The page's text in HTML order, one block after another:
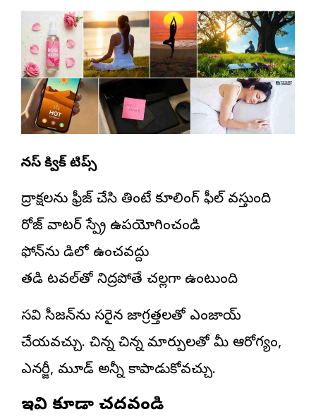
బోనస్ క్విక్ టిప్స్
ద్రాక్షలను ఫ్రీజ్ చేసి తింటే కూలింగ్ ఫీల్ వస్తుంది
రోజ్ వాటర్ స్ప్రే ఉపయోగించండి
ఫోన్‌ను వేడిలో ఉంచవద్దు
తడి టవల్‌తో నిద్రపోతే చల్లగా ఉంటుంది
వేసవి సీజన్‌ను సరైన జాగ్రత్తలతో ఎంజాయ్
చేయవచ్చు. చిన్న చిన్న మార్పులతో మీ ఆరోగ్యం,
ఎనర్జీ, మూడ్ అన్నీ కాపాడుకోవచ్చు.
ఇవి కూడా చదవండి